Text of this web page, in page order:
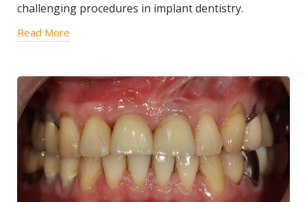
challenging procedures in implant dentistry.
Read More